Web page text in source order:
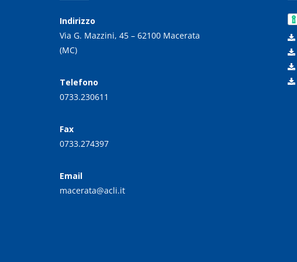
Indirizzo
Via G. Mazzini, 45 – 62100 Macerata
(MC)
Telefono
0733.230611
Fax
0733.274397
Email
macerata@acli.it